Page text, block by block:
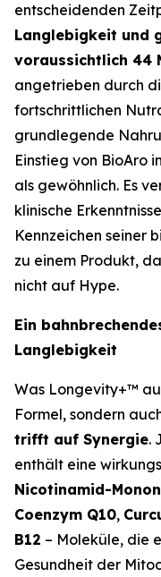
entscheidenden
Langlebigkeit und
voraussichtlich 44
angetrieben durch
fortschrittlichen
grundlegende
Einstieg von BioAro
als gewöhnlich. Es
klinische
Kennzeichen seiner
zu einem Produkt,
nicht auf Hype.
Ein
Langlebigkeit
Was Longevity+™
Formel, sondern
trifft auf Synergie.
enthält eine
Nicotinamid-
Coenzym Q10,
B12 – Moleküle, die
Gesundheit der